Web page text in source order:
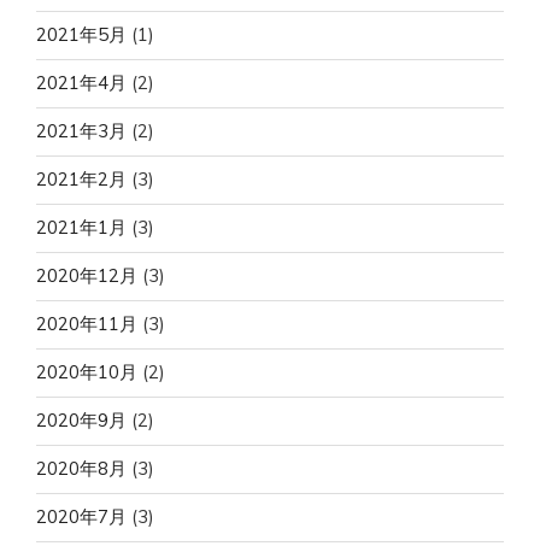
2021年5月 (1)
2021年4月 (2)
2021年3月 (2)
2021年2月 (3)
2021年1月 (3)
2020年12月 (3)
2020年11月 (3)
2020年10月 (2)
2020年9月 (2)
2020年8月 (3)
2020年7月 (3)